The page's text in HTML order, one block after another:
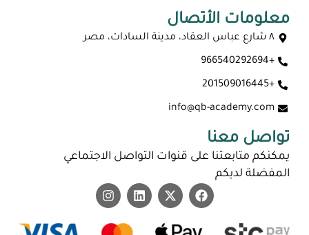
معلومات الأتصال
٨ شارع عباس العقاد، مدينة السادات، مصر
+966540292694
+201509016445
info@qb-academy.com
تواصل معنا
يمكنكم متابعتنا على قنوات التواصل الاجتماعي
المفضلة لديكم